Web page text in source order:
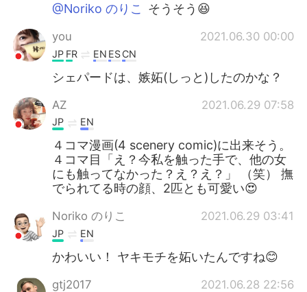
@Noriko のりこ そうそう😆
you 2021.06.30 00:00
JP FR EN ESCN
シェパードは、嫉妬(しっと)したのかな？
AZ 2021.06.29 07:58
JP EN
４コマ漫画(4 scenery comic)に出来そう。
４コマ目「え？今私を触った手で、他の女
にも触ってなかった？え？え？」 （笑） 撫
でられてる時の顔、2匹とも可愛い😍
Noriko のりこ 2021.06.29 03:41
JP EN
かわいい！ ヤキモチを妬いたんですね😊
gtj2017 2021.06.28 22:56